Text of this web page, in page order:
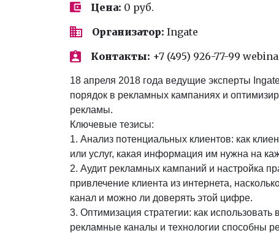
Цена: 0 руб.
Организатор: Ingate
Контакты: +7 (495) 926-77-99
18 апреля 2018 года ведущие эксперты
порядок в рекламных кампаниях и
рекламы.
Ключевые тезисы:
1. Анализ потенциальных клиентов: как
или услуг, какая информация им нужна на
2. Аудит рекламных кампаний и настройка
привлечение клиента из интернета,
канал и можно ли доверять этой цифре.
3. Оптимизация стратегии: как
рекламные каналы и технологии способны